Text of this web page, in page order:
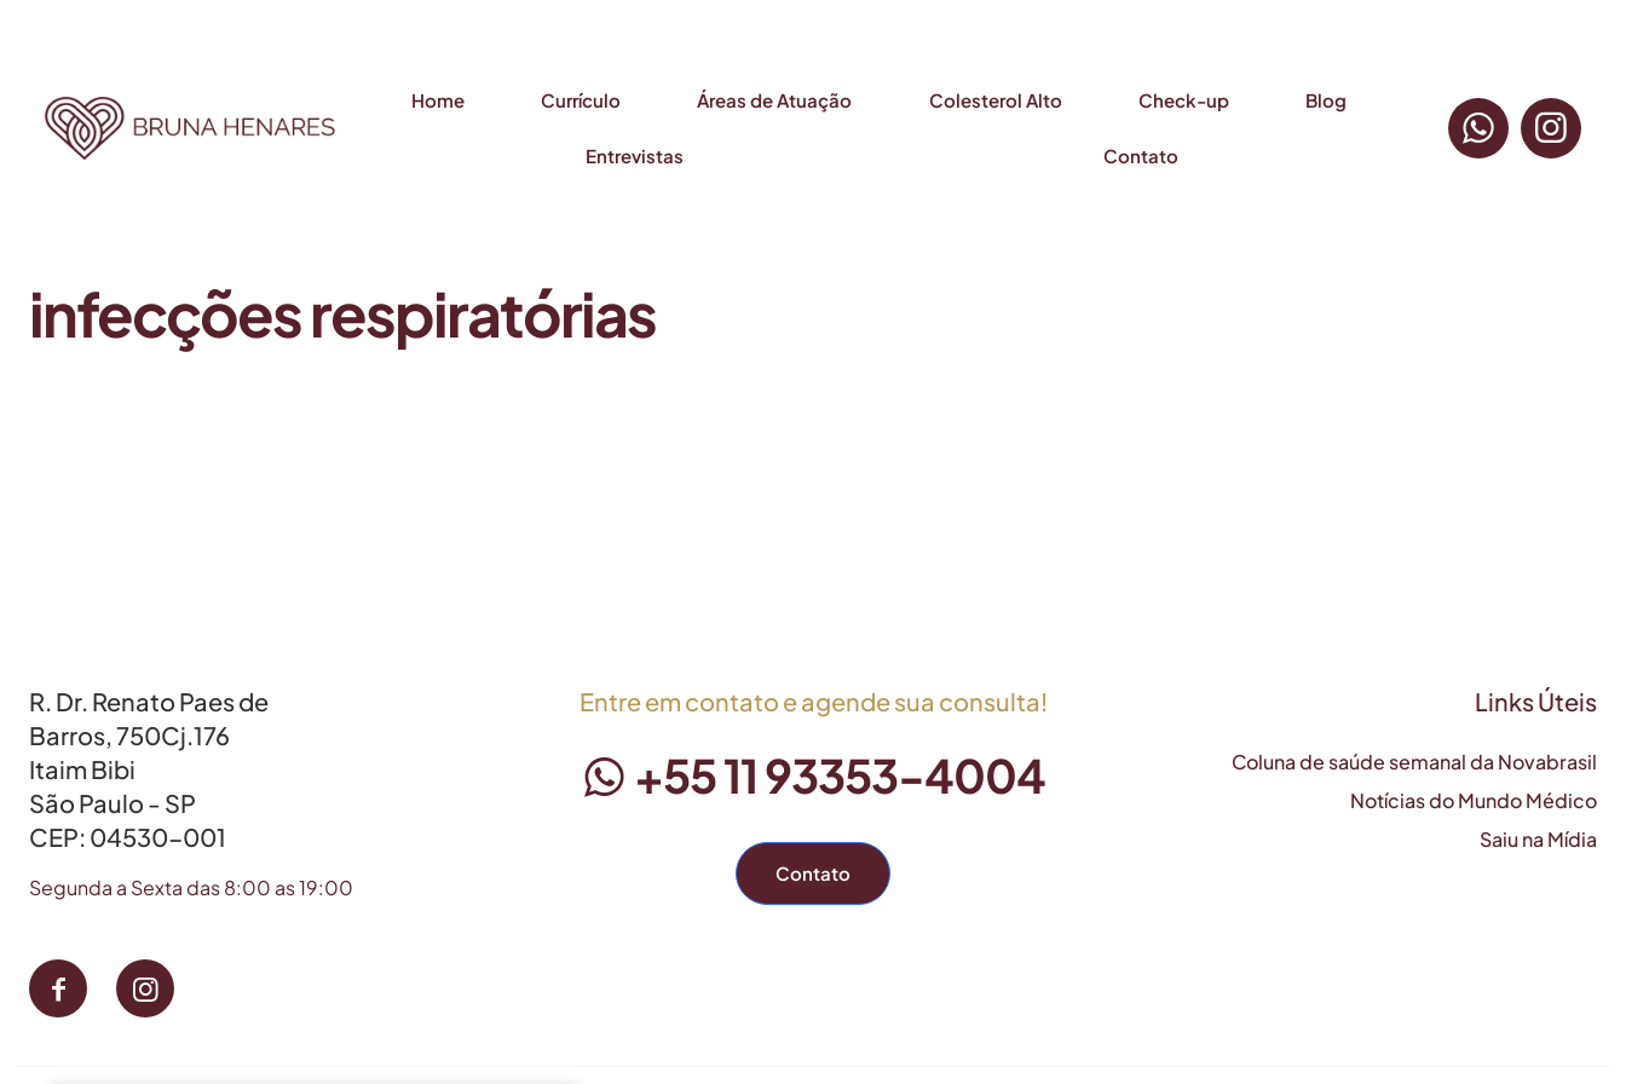
Home Currículo Áreas de Atuação Colesterol Alto Check-up Blog
Entrevistas Contato
infecções respiratórias
R. Dr. Renato Paes de
Barros, 750Cj.176
Itaim Bibi
São Paulo - SP
CEP: 04530-001
Segunda a Sexta das 8:00 as 19:00
Entre em contato e agende sua consulta!
+55 11 93353-4004
Contato
Links Úteis
Coluna de saúde semanal da Novabrasil
Notícias do Mundo Médico
Saiu na Mídia